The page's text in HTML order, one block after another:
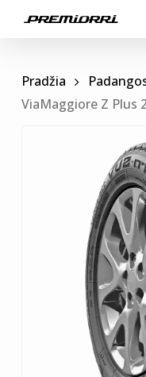
Pradžia
ViaMaggiore Z Plus